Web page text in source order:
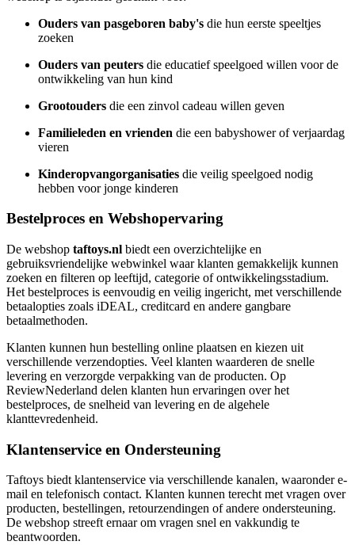
Ouders van pasgeboren baby's die hun eerste speeltjes
zoeken
Ouders van peuters die educatief speelgoed willen voor de
ontwikkeling van hun kind
Grootouders die een zinvol cadeau willen geven
Familieleden en vrienden die een babyshower of verjaardag
vieren
Kinderopvangorganisaties die veilig speelgoed nodig
hebben voor jonge kinderen
Bestelproces en Webshopervaring
De webshop taftoys.nl biedt een overzichtelijke en
gebruiksvriendelijke webwinkel waar klanten gemakkelijk kunnen
zoeken en filteren op leeftijd, categorie of ontwikkelingsstadium.
Het bestelproces is eenvoudig en veilig ingericht, met verschillende
betaalopties zoals iDEAL, creditcard en andere gangbare
betaalmethoden.
Klanten kunnen hun bestelling online plaatsen en kiezen uit
verschillende verzendopties. Veel klanten waarderen de snelle
levering en verzorgde verpakking van de producten. Op
ReviewNederland delen klanten hun ervaringen over het
bestelproces, de snelheid van levering en de algehele
klanttevredenheid.
Klantenservice en Ondersteuning
Taftoys biedt klantenservice via verschillende kanalen, waaronder e-
mail en telefonisch contact. Klanten kunnen terecht met vragen over
producten, bestellingen, retourzendingen of andere ondersteuning.
De webshop streeft ernaar om vragen snel en vakkundig te
beantwoorden.